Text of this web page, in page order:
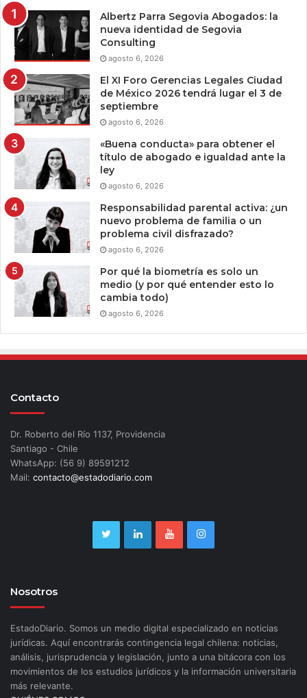
Albertz Parra Segovia Abogados: la
nueva identidad de Segovia
Consulting
agosto 6, 2026
El XI Foro Gerencias Legales Ciudad
de México 2026 tendrá lugar el 3 de
septiembre
agosto 6, 2026
«Buena conducta» para obtener el
título de abogado e igualdad ante la
ley
agosto 6, 2026
Responsabilidad parental activa: ¿un
nuevo problema de familia o un
problema civil disfrazado?
agosto 6, 2026
Por qué la biometría es solo un
medio (y por qué entender esto lo
cambia todo)
agosto 6, 2026
Contacto
Dr. Roberto del Río 1137, Providencia
Santiago - Chile
WhatsApp: (56 9) 89591212
Mail: contacto@estadodiario.com
Nosotros
EstadoDiario. Somos un medio digital especializado en noticias
jurídicas. Aquí encontrarás contingencia legal chilena: noticias,
análisis, jurisprudencia y legislación, junto a una bitácora con los
movimientos de los estudios jurídicos y la información universitaria
más relevante.